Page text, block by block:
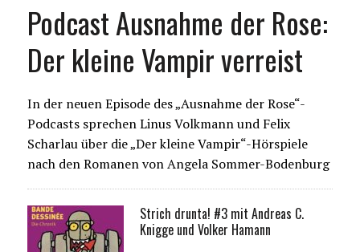
Podcast Ausnahme der Rose:
Der kleine Vampir verreist
In der neuen Episode des „Ausnahme der Rose“-
Podcasts sprechen Linus Volkmann und Felix
Scharlau über die „Der kleine Vampir“-Hörspiele
nach den Romanen von Angela Sommer-Bodenburg
Strich drunta! #3 mit Andreas C.
Knigge und Volker Hamann